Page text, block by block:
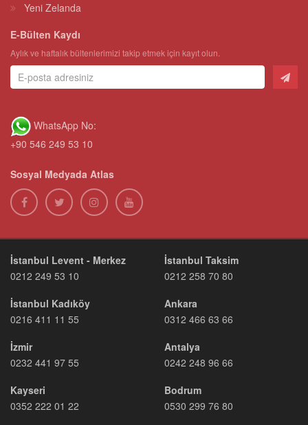
Yeni Zelanda
E-Bülten Kaydı
Aylık ve haftalık bültenlerimizi takip etmek için kayıt olun.
WhatsApp No:
+90 546 249 53 10
Sosyal Medyada Atlas
İstanbul Levent - Merkez
0212 249 53 10
İstanbul Taksim
0212 258 70 80
İstanbul Kadıköy
0216 411 11 55
Ankara
0312 466 63 66
İzmir
0232 441 97 55
Antalya
0242 248 96 66
Kayseri
0352 222 01 22
Bodrum
0530 299 76 80